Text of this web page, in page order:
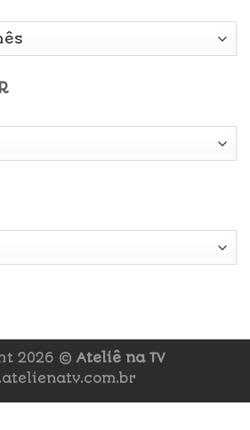
2026 © Ateliê na TV